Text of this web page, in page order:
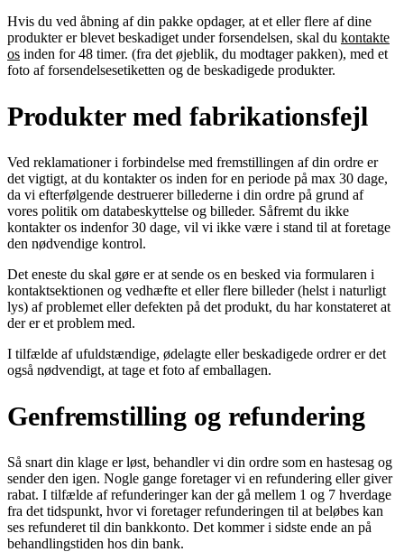
Hvis du ved åbning af din pakke opdager, at et eller flere af dine
produkter er blevet beskadiget under forsendelsen, skal du kontakte
os inden for 48 timer. (fra det øjeblik, du modtager pakken), med et
foto af forsendelsesetiketten og de beskadigede produkter.
Produkter med fabrikationsfejl
Ved reklamationer i forbindelse med fremstillingen af din ordre er
det vigtigt, at du kontakter os inden for en periode på max 30 dage,
da vi efterfølgende destruerer billederne i din ordre på grund af
vores politik om databeskyttelse og billeder. Såfremt du ikke
kontakter os indenfor 30 dage, vil vi ikke være i stand til at foretage
den nødvendige kontrol.
Det eneste du skal gøre er at sende os en besked via formularen i
kontaktsektionen og vedhæfte et eller flere billeder (helst i naturligt
lys) af problemet eller defekten på det produkt, du har konstateret at
der er et problem med.
I tilfælde af ufuldstændige, ødelagte eller beskadigede ordrer er det
også nødvendigt, at tage et foto af emballagen.
Genfremstilling og refundering
Så snart din klage er løst, behandler vi din ordre som en hastesag og
sender den igen. Nogle gange foretager vi en refundering eller giver
rabat. I tilfælde af refunderinger kan der gå mellem 1 og 7 hverdage
fra det tidspunkt, hvor vi foretager refunderingen til at beløbes kan
ses refunderet til din bankkonto. Det kommer i sidste ende an på
behandlingstiden hos din bank.